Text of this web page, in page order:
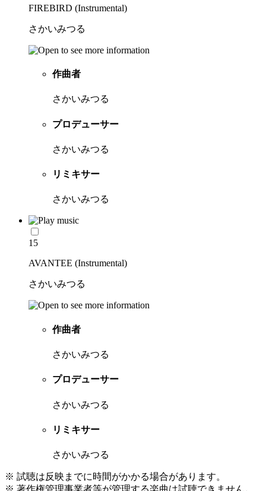
FIREBIRD (Instrumental)
さかいみつる
作曲者
さかいみつる
プロデューサー
さかいみつる
リミキサー
さかいみつる
15
AVANTEE (Instrumental)
さかいみつる
作曲者
さかいみつる
プロデューサー
さかいみつる
リミキサー
さかいみつる
※ 試聴は反映までに時間がかかる場合があります。
※ 著作権管理事業者等が管理する楽曲は試聴できません。